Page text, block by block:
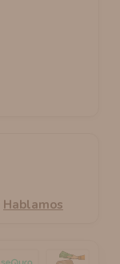
Hablamos